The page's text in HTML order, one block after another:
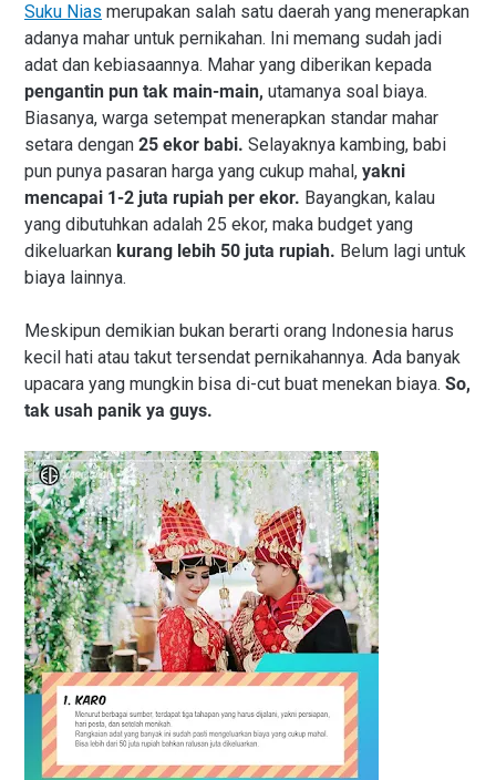
Suku Nias merupakan salah satu daerah yang menerapkan
adanya mahar untuk pernikahan. Ini memang sudah jadi
adat dan kebiasaannya. Mahar yang diberikan kepada
pengantin pun tak main-main, utamanya soal biaya.
Biasanya, warga setempat menerapkan standar mahar
setara dengan 25 ekor babi. Selayaknya kambing, babi
pun punya pasaran harga yang cukup mahal, yakni
mencapai 1-2 juta rupiah per ekor. Bayangkan, kalau
yang dibutuhkan adalah 25 ekor, maka budget yang
dikeluarkan kurang lebih 50 juta rupiah. Belum lagi untuk
biaya lainnya.
Meskipun demikian bukan berarti orang Indonesia harus
kecil hati atau takut tersendat pernikahannya. Ada banyak
upacara yang mungkin bisa di-cut buat menekan biaya. So,
tak usah panik ya guys.